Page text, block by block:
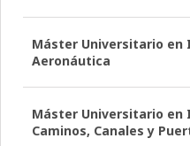
Máster Universitario en
Aeronáutica
Máster Universitario en
Caminos, Canales y